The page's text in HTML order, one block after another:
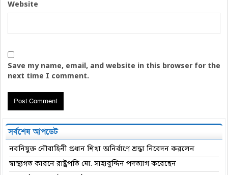
Website
Save my name, email, and website in this browser for the
next time I comment.
সর্বশেষ আপডেট
নবনিযুক্ত নৌবাহিনী প্রধান শিখা অনির্বাণে শ্রদ্ধা নিবেদন করলেন
স্বাস্থ্যগত কারনে রাষ্ট্রপতি মো. সাহাবুদ্দিন পদত্যাগ করেছেন